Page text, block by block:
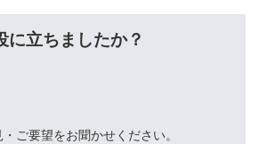
に立ちましたか？
ご要望をお聞かせください。